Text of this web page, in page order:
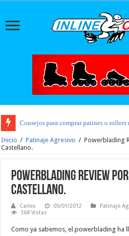
Consejos para comprar patines o
Inicio / Patinaje Agresivo / Powerblading
Castellano.
Powerblading Review por
Castellano.
Carles 05/01/2012 Patinaje
368 Vistas
Como ya sabemos, el powerblading ha